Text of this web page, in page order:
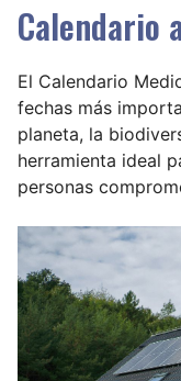
Calendario
El Calendario
fechas más
planeta, la
herramienta ideal
personas